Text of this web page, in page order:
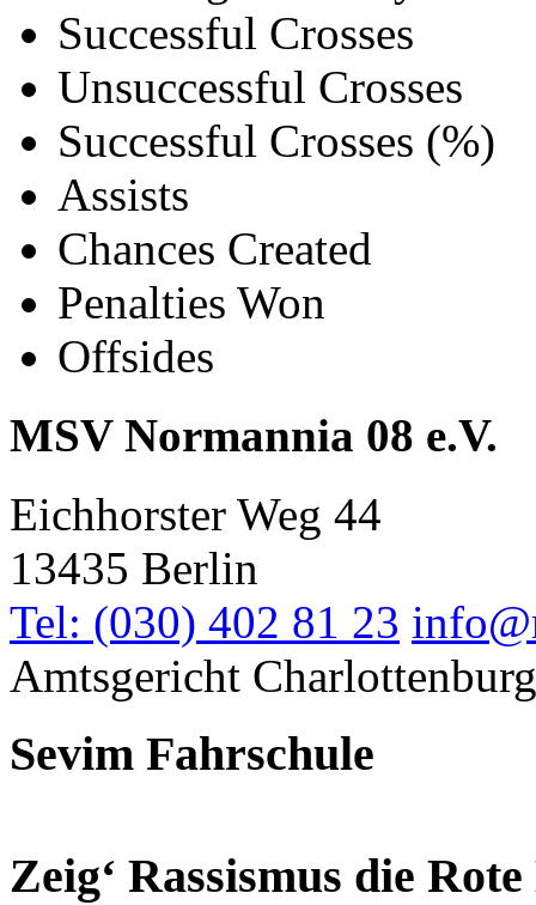
Successful Crosses
Unsuccessful Crosses
Successful Crosses (%)
Assists
Chances Created
Penalties Won
Offsides
MSV Normannia 08 e.V.
Eichhorster Weg 44
13435 Berlin
Tel: (030) 402 81 23
Amtsgericht Charlottenburg
Sevim Fahrschule
Zeig‘ Rassismus die